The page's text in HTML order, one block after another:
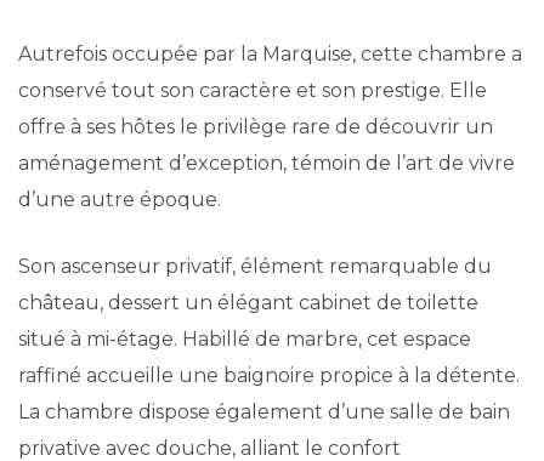
Autrefois occupée par la Marquise, cette chambre a
conservé tout son caractère et son prestige. Elle
offre à ses hôtes le privilège rare de découvrir un
aménagement d’exception, témoin de l’art de vivre
d’une autre époque.
Son ascenseur privatif, élément remarquable du
château, dessert un élégant cabinet de toilette
situé à mi-étage. Habillé de marbre, cet espace
raffiné accueille une baignoire propice à la détente.
La chambre dispose également d’une salle de bain
privative avec douche, alliant le confort